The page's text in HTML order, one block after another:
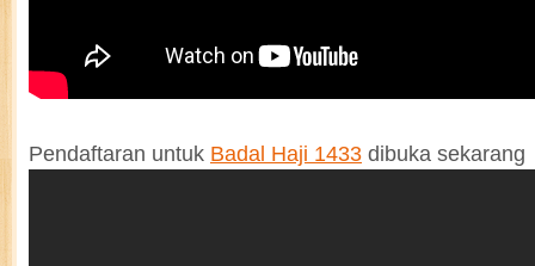
Pendaftaran untuk Badal Haji 1433 dibuka sekarang